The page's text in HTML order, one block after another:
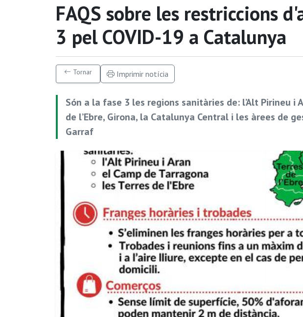
FAQS sobre les restriccions
3 pel COVID-19 a Catalunya
Tornar Imprimir notícia
Són a la fase 3 les regions sanitàries de: l’Alt Pirineu i
de l’Ebre, Girona, la Catalunya Central i les àrees de
Garraf